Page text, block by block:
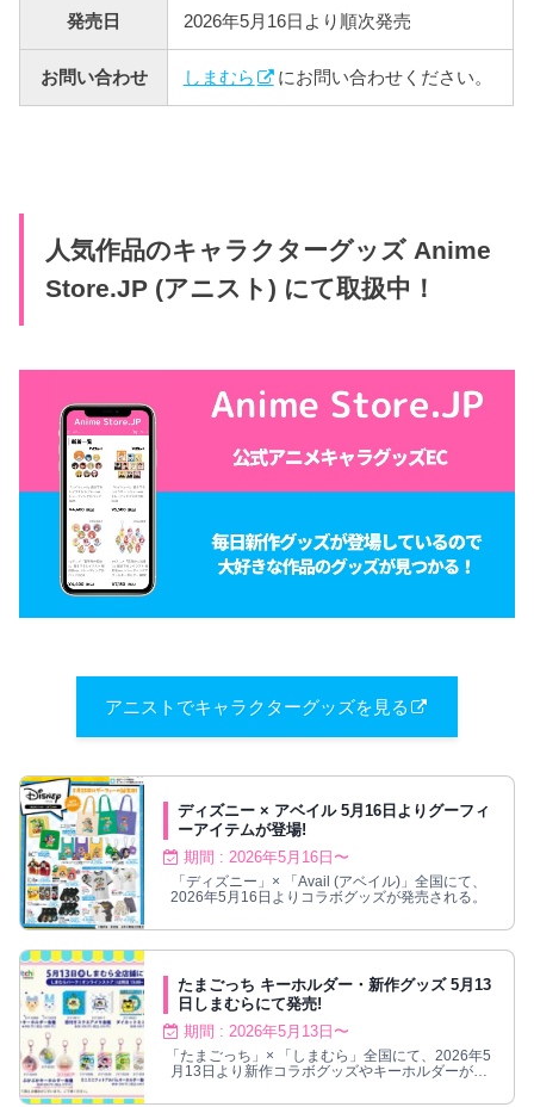
発売日 2026年5月16日より順次発売
お問い合わせ しまむら にお問い合わせください。
人気作品のキャラクターグッズ Anime
Store.JP (アニスト) にて取扱中！
アニストでキャラクターグッズを見る
ディズニー × アベイル 5月16日よりグーフィ
ーアイテムが登場!
期間 : 2026年5月16日〜
「ディズニー」× 「Avail (アベイル)」全国にて、
2026年5月16日よりコラボグッズが発売される。
たまごっち キーホルダー・新作グッズ 5月13
日しまむらにて発売!
期間 : 2026年5月13日〜
「たまごっち」× 「しまむら」全国にて、2026年5
月13日より新作コラボグッズやキーホルダーが発